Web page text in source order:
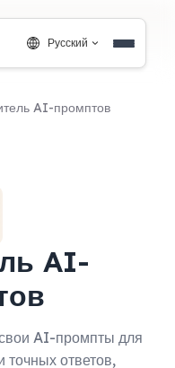
Русский
AI-промптов
AI-
AI-промпты для
точных ответов,